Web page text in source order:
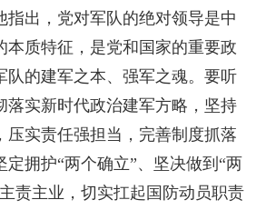
指出，党对军队的绝对领导是中
本质特征，是党和国家的重要政
队的建军之本、强军之魂。要听
落实新时代政治建军方略，坚持
压实责任强担当，完善制度抓落
定拥护“两个确立”、坚决做到“两
责主业，切实扛起国防动员职责